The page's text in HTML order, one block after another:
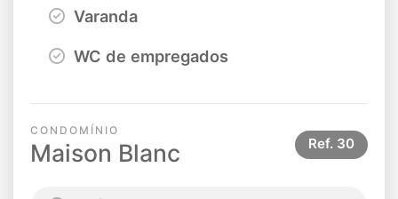
Varanda
WC de empregados
CONDOMÍNIO
Maison Blanc Ref. 30